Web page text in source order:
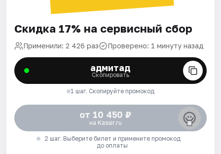
Скидка 17% на сервисный сбор
Применили: 2 426 раз Проверено: 1 минуту назад
адмитад
Скопировать
1 шаг. Скопируйте промокод
от 10 450 ₽
на Kassir.ru
2 шаг. Выберите билет и примените промокод
до оплаты